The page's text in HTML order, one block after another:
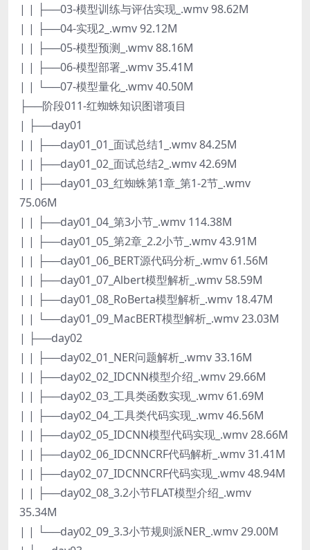
| | ├──03-模型训练与评估实现_.wmv 98.62M
| | ├──04-实现2_.wmv 92.12M
| | ├──05-模型预测_.wmv 88.16M
| | ├──06-模型部署_.wmv 35.41M
| | └──07-模型量化_.wmv 40.50M
├──阶段011-红蜘蛛知识图谱项目
| ├──day01
| | ├──day01_01_面试总结1_.wmv 84.25M
| | ├──day01_02_面试总结2_.wmv 42.69M
| | ├──day01_03_红蜘蛛第1章_第1-2节_.wmv
75.06M
| | ├──day01_04_第3小节_.wmv 114.38M
| | ├──day01_05_第2章_2.2小节_.wmv 43.91M
| | ├──day01_06_BERT源代码分析_.wmv 61.56M
| | ├──day01_07_Albert模型解析_.wmv 58.59M
| | ├──day01_08_RoBerta模型解析_.wmv 18.47M
| | └──day01_09_MacBERT模型解析_.wmv 23.03M
| ├──day02
| | ├──day02_01_NER问题解析_.wmv 33.16M
| | ├──day02_02_IDCNN模型介绍_.wmv 29.66M
| | ├──day02_03_工具类函数实现_.wmv 61.69M
| | ├──day02_04_工具类代码实现_.wmv 46.56M
| | ├──day02_05_IDCNN模型代码实现_.wmv 28.66M
| | ├──day02_06_IDCNNCRF代码解析_.wmv 31.41M
| | ├──day02_07_IDCNNCRF代码实现_.wmv 48.94M
| | ├──day02_08_3.2小节FLAT模型介绍_.wmv
35.34M
| | └──day02_09_3.3小节规则派NER_.wmv 29.00M